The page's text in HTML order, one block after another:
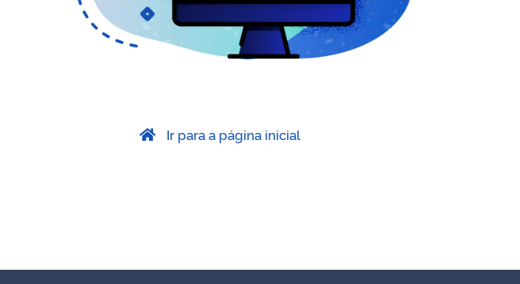
Ir para a página inicial